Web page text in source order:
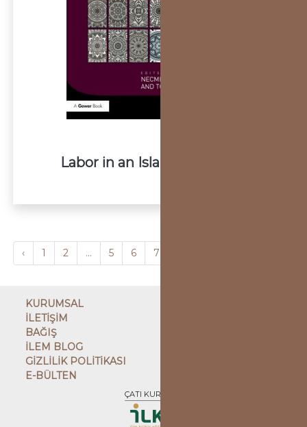
Labor in an Islamic Settings
‹ 1 2 ... 5 6 7
KURUMSAL
İLETİŞİM
BAĞIŞ
İLEM BLOG
GİZLİLİK POLİTİKASI
E-BÜLTEN
ÇATI KURULUŞ